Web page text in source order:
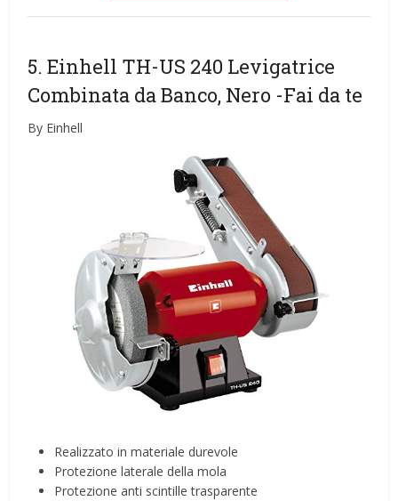
5. Einhell TH-US 240 Levigatrice
Combinata da Banco, Nero -Fai da te
By Einhell
Realizzato in materiale durevole
Protezione laterale della mola
Protezione anti scintille trasparente